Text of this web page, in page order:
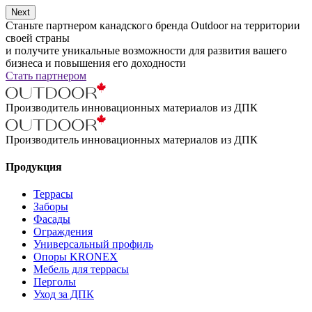
Next
Станьте партнером канадского бренда Outdoor на территории
своей страны
и получите уникальные возможности для развития вашего
бизнеса и повышения его доходности
Стать партнером
Производитель инновационных материалов из ДПК
Производитель инновационных материалов из ДПК
Продукция
Террасы
Заборы
Фасады
Ограждения
Универсальный профиль
Опоры KRONEX
Мебель для террасы
Перголы
Уход за ДПК